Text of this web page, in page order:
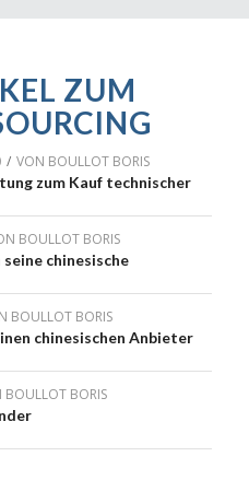
ZUM
/ VON BOULLOT BORIS
zum Kauf technischer
BOULLOT BORIS
chinesische
BOULLOT BORIS
chinesischen Anbieter
BOULLOT BORIS